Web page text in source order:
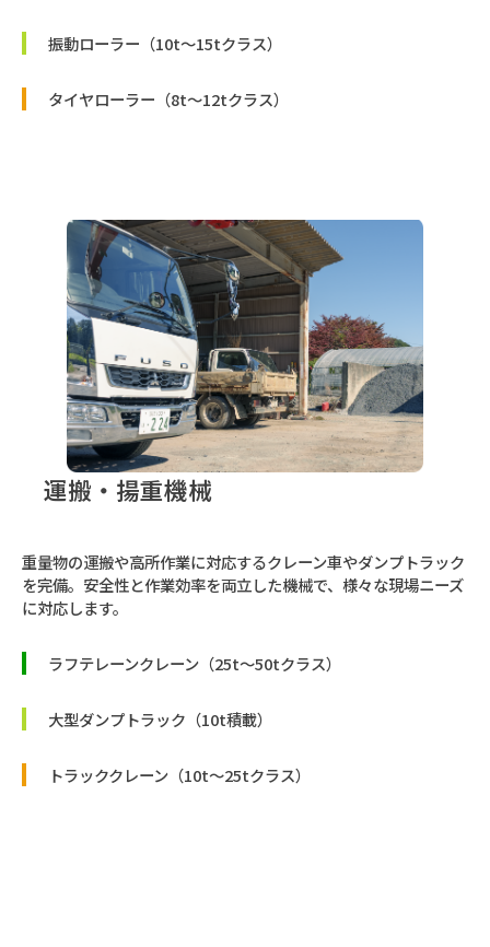
振動ローラー（10t〜15tクラス）
タイヤローラー（8t〜12tクラス）
運搬・揚重機械
重量物の運搬や高所作業に対応するクレーン車やダンプトラック
を完備。安全性と作業効率を両立した機械で、様々な現場ニーズ
に対応します。
ラフテレーンクレーン（25t〜50tクラス）
大型ダンプトラック（10t積載）
トラッククレーン（10t〜25tクラス）